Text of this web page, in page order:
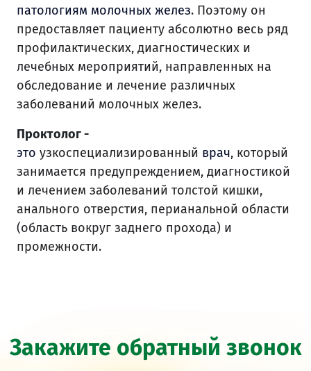
патологиям молочных желез. Поэтому он
предоставляет пациенту абсолютно весь ряд
профилактических, диагностических и
лечебных мероприятий, направленных на
обследование и лечение различных
заболеваний молочных желез.
Проктолог -
это узкоспециализированный врач, который
занимается предупреждением, диагностикой
и лечением заболеваний толстой кишки,
анального отверстия, перианальной области
(область вокруг заднего прохода) и
промежности.
Закажите обратный звонок